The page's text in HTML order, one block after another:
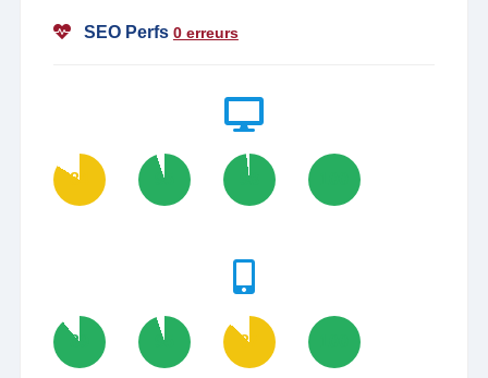
SEO Perfs 0 erreurs
84 95 98
89 95 87